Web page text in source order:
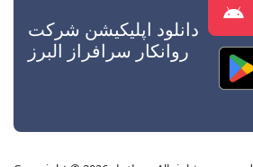
دانلود اپلیکیشن شرکت
روانکار سرافراز البرز